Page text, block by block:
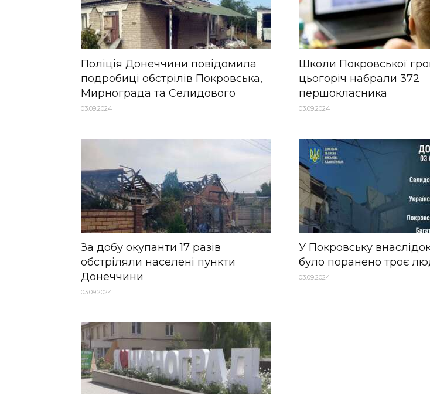
Поліція Донеччини повідомила
подробиці обстрілів Покровська,
Мирнограда та Селидового
03.09.2024
Школи Покровської
цьогоріч набрали 372
першокласника
03.09.2024
За добу окупанти 17 разів
обстріляли населені пункти
Донеччини
03.09.2024
У Покровську
було поранено троє
03.09.2024